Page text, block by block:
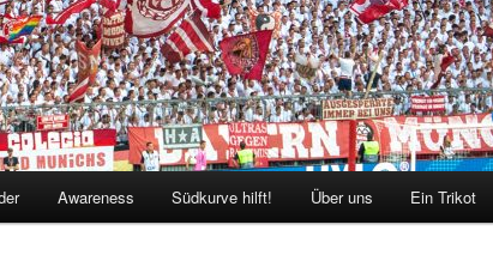
Awareness Südkurve hilft! Über uns Ein Trikot